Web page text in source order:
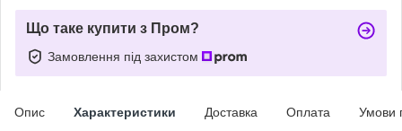
Що таке купити з Пром?
Замовлення під захистом
Опис Характеристики Доставка Оплата Умови